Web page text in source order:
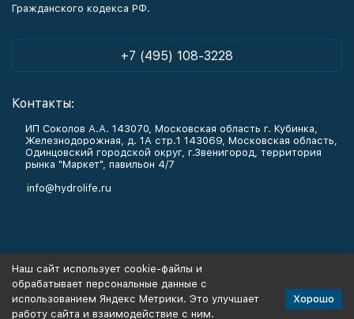
Гражданского кодекса РФ.
+7 (495) 108-3228
Контакты:
ИП Соколов А.А. 143070, Московская область г. Кубинка,
Железнодорожная, д. 1А стр.1 143069, Московская область,
Одинцовский городской округ, г.Звенигород, территория
рынка "Маркет", павильон 4/7
info@hydrolife.ru
Информация
Наш сайт использует cookie-файлы и
обрабатывает персональные данные с
использованием Яндекс Метрики. Это улучшает
работу сайта и взаимодействие с ним.
Хорошо